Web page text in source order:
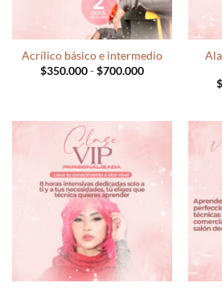
Acrílico básico e intermedio
$350.000-$700.000Rango
hasta
$